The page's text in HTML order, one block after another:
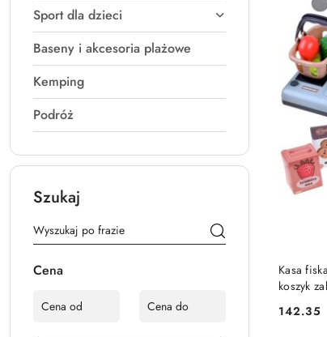
Sport dla dzieci
Baseny i akcesoria plażowe
Kemping
Podróż
Szukaj
Cena
Kasa
koszyk
Cena:
142.35